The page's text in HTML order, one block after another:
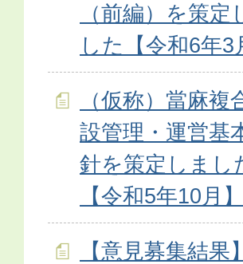
（前編）を策定
した【令和6年3
（仮称）當麻複
設管理・運営基
針を策定しまし
【令和5年10月】
【意見募集結果